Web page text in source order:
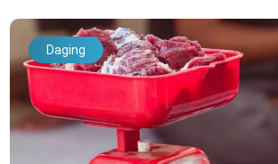
Daging